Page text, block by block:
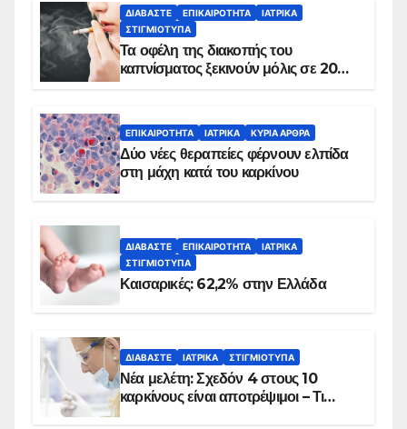
ΔΙΑΒΆΣΤΕ ΕΠΙΚΑΙΡΌΤΗΤΑ
ΙΑΤΡΙΚΆ
ΣΤΙΓΜΙΌΤΥΠΑ
Τα οφέλη της διακοπής του
καπνίσματος ξεκινούν μόλις σε 20
ΕΠΙΚΑΙΡΌΤΗΤΑ ΙΑΤΡΙΚΆ ΚΥΡΙΑ ΑΡΘΡΑ
Δύο νέες θεραπείες φέρνουν ελπίδα
στη μάχη κατά του καρκίνου
ΔΙΑΒΆΣΤΕ ΕΠΙΚΑΙΡΌΤΗΤΑ
ΙΑΤΡΙΚΆ
ΣΤΙΓΜΙΌΤΥΠΑ
Καισαρικές: 62,2% στην Ελλάδα
ΔΙΑΒΆΣΤΕ ΙΑΤΡΙΚΆ ΣΤΙΓΜΙΌΤΥΠΑ
Νέα μελέτη: Σχεδόν 4 στους 10
καρκίνους είναι αποτρέψιμοι – Τι